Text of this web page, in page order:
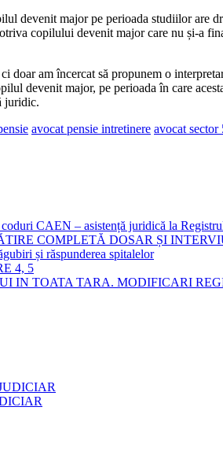
devenit major pe perioada studiilor are
copilului devenit major care nu și-a
doar am încercat să propunem o
devenit major, pe perioada în care
juridic.
avocat pensie intretinere avocat sector
CAEN – asistență juridică la
COMPLETĂ DOSAR ȘI
și răspunderea spitalelor
4, 5
IN TOATA TARA. MODIFICARI